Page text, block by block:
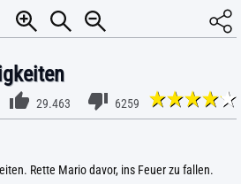
29.463 6259
Rette Mario davor, ins Feuer zu fallen.